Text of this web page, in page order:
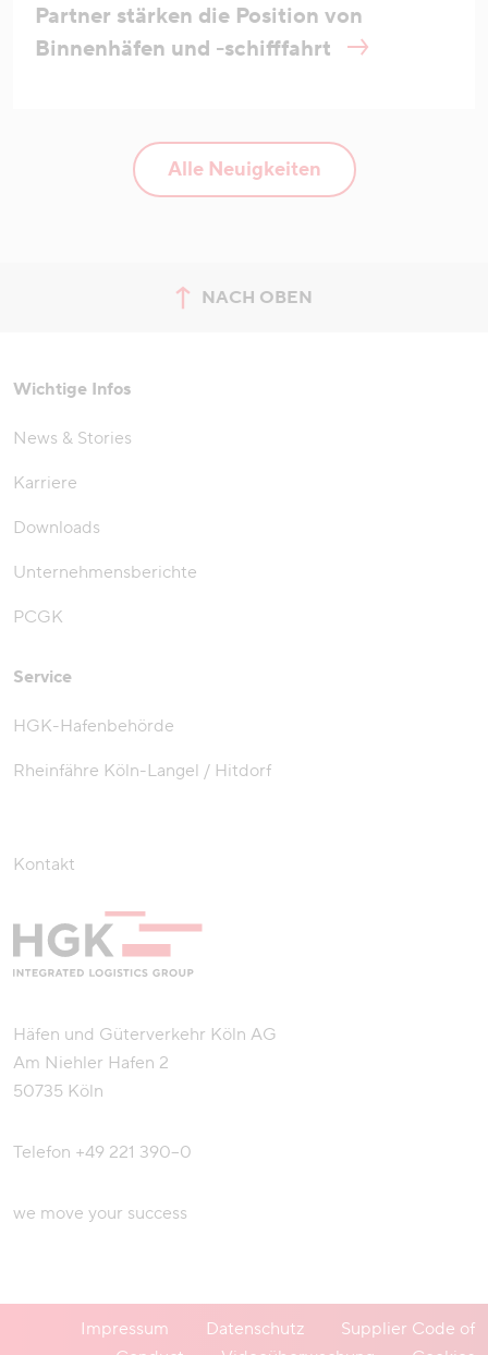
Partner stärken die Position von
Binnenhäfen und -schifffahrt
Alle Neuigkeiten
NACH OBEN
zum Seitenanfang springen
Wichtige Infos
News & Stories
Karriere
Downloads
Unternehmensberichte
PCGK
Service
HGK-Hafenbehörde
Rheinfähre Köln-Langel / Hitdorf
Kontakt
Häfen und Güterverkehr Köln AG
Am Niehler Hafen 2
50735 Köln
Telefon +49 221 390–0
we move your success
Impressum Datenschutz
Supplier Code of